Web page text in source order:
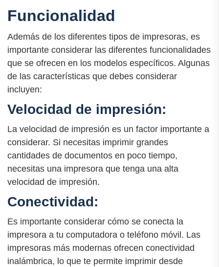
Funcionalidad
Además de los diferentes tipos de impresoras, es
importante considerar las diferentes funcionalidades
que se ofrecen en los modelos específicos. Algunas
de las características que debes considerar
incluyen:
Velocidad de impresión:
La velocidad de impresión es un factor importante a
considerar. Si necesitas imprimir grandes
cantidades de documentos en poco tiempo,
necesitas una impresora que tenga una alta
velocidad de impresión.
Conectividad:
Es importante considerar cómo se conecta la
impresora a tu computadora o teléfono móvil. Las
impresoras más modernas ofrecen conectividad
inalámbrica, lo que te permite imprimir desde